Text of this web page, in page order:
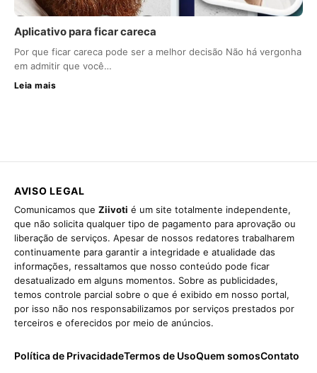
Aplicativo para ficar careca
Por que ficar careca pode ser a melhor decisão Não há vergonha
em admitir que você…
Leia mais
AVISO LEGAL
Comunicamos que Ziivoti é um site totalmente independente,
que não solicita qualquer tipo de pagamento para aprovação ou
liberação de serviços. Apesar de nossos redatores trabalharem
continuamente para garantir a integridade e atualidade das
informações, ressaltamos que nosso conteúdo pode ficar
desatualizado em alguns momentos. Sobre as publicidades,
temos controle parcial sobre o que é exibido em nosso portal,
por isso não nos responsabilizamos por serviços prestados por
terceiros e oferecidos por meio de anúncios.
Política de PrivacidadeTermos de UsoQuem somosContato